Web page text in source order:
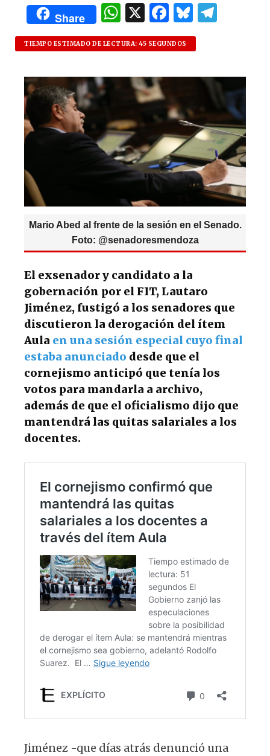
Share
W
h
at
s
A
p
X F
a
c
e
o
o
k
B
lu
es
k g
ra
m
TIEMPO ESTIMADO DE LECTURA: 45 SEGUNDOS
Mario Abed al frente de la sesión en el Senado.
Foto: @senadoresmendoza
El exsenador y candidato a la
gobernación por el FIT, Lautaro
Jiménez, fustigó a los senadores que
discutieron la derogación del ítem
Aula en una sesión especial cuyo final
estaba anunciado desde que el
cornejismo anticipó que tenía los
votos para mandarla a archivo,
además de que el oficialismo dijo que
mantendrá las quitas salariales a los
docentes.
Jiménez -que días atrás denunció una